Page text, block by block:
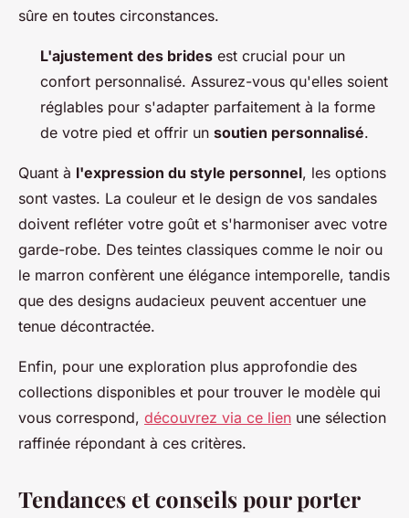
sûre en toutes circonstances.
L'ajustement des brides est crucial pour un
confort personnalisé. Assurez-vous qu'elles soient
réglables pour s'adapter parfaitement à la forme
de votre pied et offrir un soutien personnalisé.
Quant à l'expression du style personnel, les options
sont vastes. La couleur et le design de vos sandales
doivent refléter votre goût et s'harmoniser avec votre
garde-robe. Des teintes classiques comme le noir ou
le marron confèrent une élégance intemporelle, tandis
que des designs audacieux peuvent accentuer une
tenue décontractée.
Enfin, pour une exploration plus approfondie des
collections disponibles et pour trouver le modèle qui
vous correspond, découvrez via ce lien une sélection
raffinée répondant à ces critères.
Tendances et conseils pour porter